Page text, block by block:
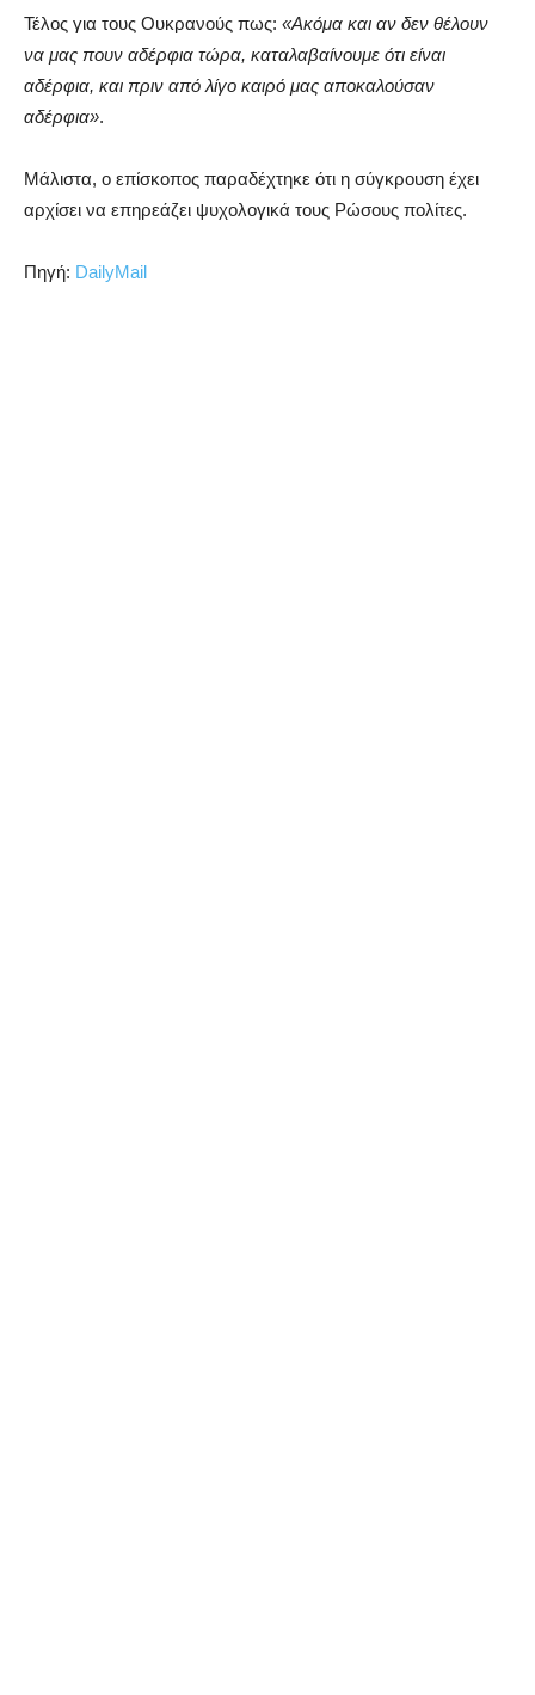
Τέλος για τους Ουκρανούς πως: «Ακόμα και αν δεν θέλουν
να μας πουν αδέρφια τώρα, καταλαβαίνουμε ότι είναι
αδέρφια, και πριν από λίγο καιρό μας αποκαλούσαν
αδέρφια».
Μάλιστα, ο επίσκοπος παραδέχτηκε ότι η σύγκρουση έχει
αρχίσει να επηρεάζει ψυχολογικά τους Ρώσους πολίτες.
Πηγή: DailyMail